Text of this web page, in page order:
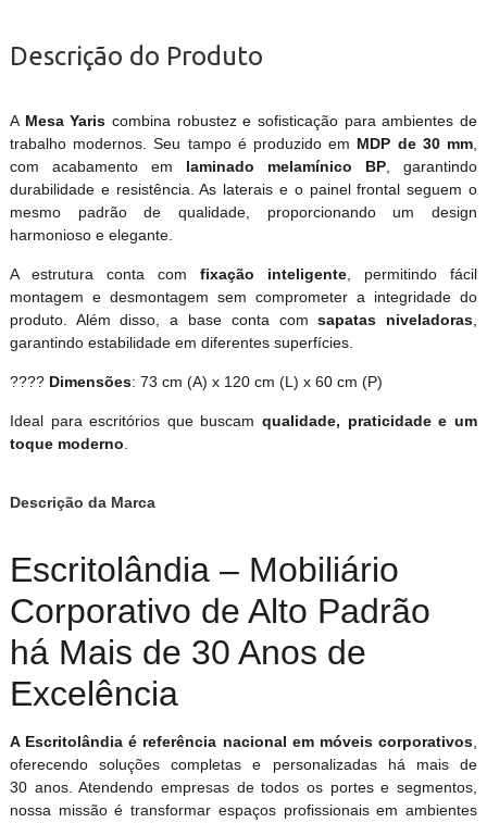
Descrição do Produto
A Mesa Yaris combina robustez e sofisticação para ambientes de
trabalho modernos. Seu tampo é produzido em MDP de 30 mm,
com acabamento em laminado melamínico BP, garantindo
durabilidade e resistência. As laterais e o painel frontal seguem o
mesmo padrão de qualidade, proporcionando um design
harmonioso e elegante.
A estrutura conta com fixação inteligente, permitindo fácil
montagem e desmontagem sem comprometer a integridade do
produto. Além disso, a base conta comsapatas niveladoras,
garantindo estabilidade em diferentes superfícies.
???? Dimensões: 73 cm (A) x 120 cm (L) x 60 cm (P)
Ideal para escritórios que buscamqualidade, praticidade e um
toque moderno.
Descrição da Marca
Escritolândia – Mobiliário
Corporativo de Alto Padrão
há Mais de 30 Anos de
Excelência
A Escritolândia é referência nacional em móveis corporativos,
oferecendo soluções completas e personalizadas há mais de
30 anos. Atendendo empresas de todos os portes e segmentos,
nossa missão é transformar espaços profissionais em ambientes